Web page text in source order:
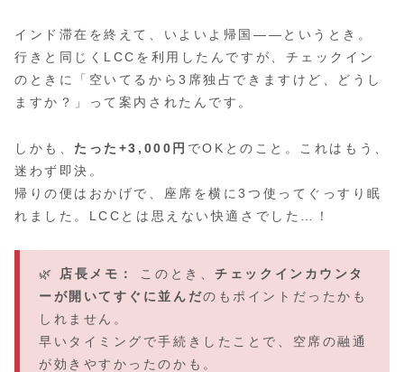
インド滞在を終えて、いよいよ帰国――というとき。
行きと同じくLCCを利用したんですが、チェックイン
のときに「空いてるから3席独占できますけど、どうし
ますか？」って案内されたんです。
しかも、 たった+3,000円 でOKとのこと。これはもう、
迷わず即決。
帰りの便はおかげで、座席を横に3つ使ってぐっすり眠
れました。LCCとは思えない快適さでした…！
🌿 店長メモ： このとき、チェックインカウンタ
ーが開いてすぐに並んだのもポイントだったかも
しれません。
早いタイミングで手続きしたことで、空席の融通
が効きやすかったのかも。